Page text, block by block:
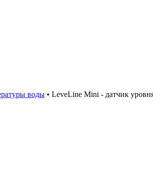
воды • LeveLine Mini - датчик